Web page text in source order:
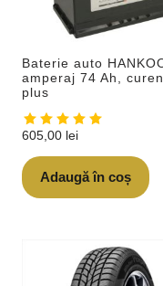
Baterie auto
amperaj 74 Ah,
plus
605,00 lei
Adaugă în coș